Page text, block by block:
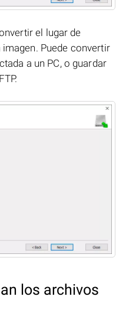
el lugar de
Puede convertir
a un PC, o guardar
los archivos